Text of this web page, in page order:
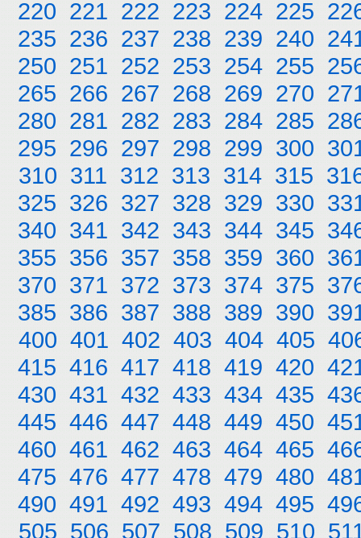
220 221 222 223 224 225
235 236 237 238 239 240
250 251 252 253 254 255
265 266 267 268 269 270
280 281 282 283 284 285
295 296 297 298 299 300
310 311 312 313 314 315
325 326 327 328 329 330
340 341 342 343 344 345
355 356 357 358 359 360
370 371 372 373 374 375
385 386 387 388 389 390
400 401 402 403 404 405
415 416 417 418 419 420
430 431 432 433 434 435
445 446 447 448 449 450
460 461 462 463 464 465
475 476 477 478 479 480
490 491 492 493 494 495
505 506 507 508 509 510